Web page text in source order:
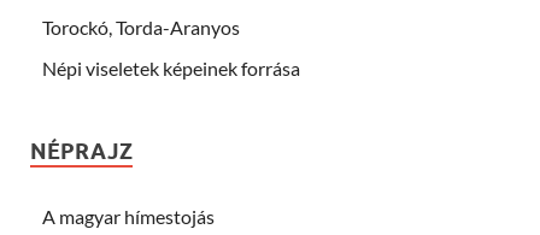
Torockó, Torda-Aranyos
Népi viseletek képeinek forrása
NÉPRAJZ
A magyar hímestojás